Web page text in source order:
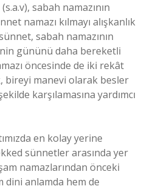
sabah namazının
namazı kılmayı alışkanlık
sabah namazının
gününü daha bereketli
öncesinde de iki rekât
bireyi manevi olarak besler
karşılamasına yardımcı
en kolay yerine
sünnetler arasında yer
namazlarından önceki
anlamda hem de